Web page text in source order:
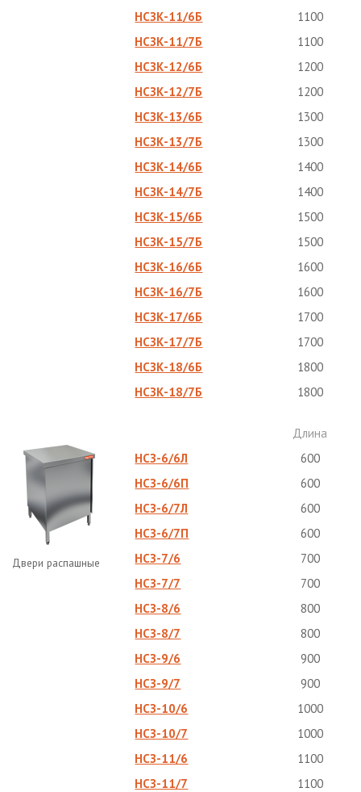
НСЗК-11/6Б
1100
НСЗК-11/7Б
1100
НСЗК-12/6Б
1200
НСЗК-12/7Б
1200
НСЗК-13/6Б
1300
НСЗК-13/7Б
1300
НСЗК-14/6Б
1400
НСЗК-14/7Б
1400
НСЗК-15/6Б
1500
НСЗК-15/7Б
1500
НСЗК-16/6Б
1600
НСЗК-16/7Б
1600
НСЗК-17/6Б
1700
НСЗК-17/7Б
1700
НСЗК-18/6Б
1800
НСЗК-18/7Б
1800
Двери распашные
Длина
НСЗ-6/6Л
600
НСЗ-6/6П
600
НСЗ-6/7Л
600
НСЗ-6/7П
600
НСЗ-7/6
700
НСЗ-7/7
700
НСЗ-8/6
800
НСЗ-8/7
800
НСЗ-9/6
900
НСЗ-9/7
900
НСЗ-10/6
1000
НСЗ-10/7
1000
НСЗ-11/6
1100
НСЗ-11/7
1100